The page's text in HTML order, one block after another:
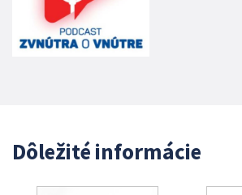
Dôležité informácie